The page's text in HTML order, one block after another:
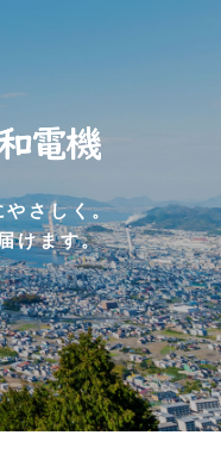
やさしく。
けます。